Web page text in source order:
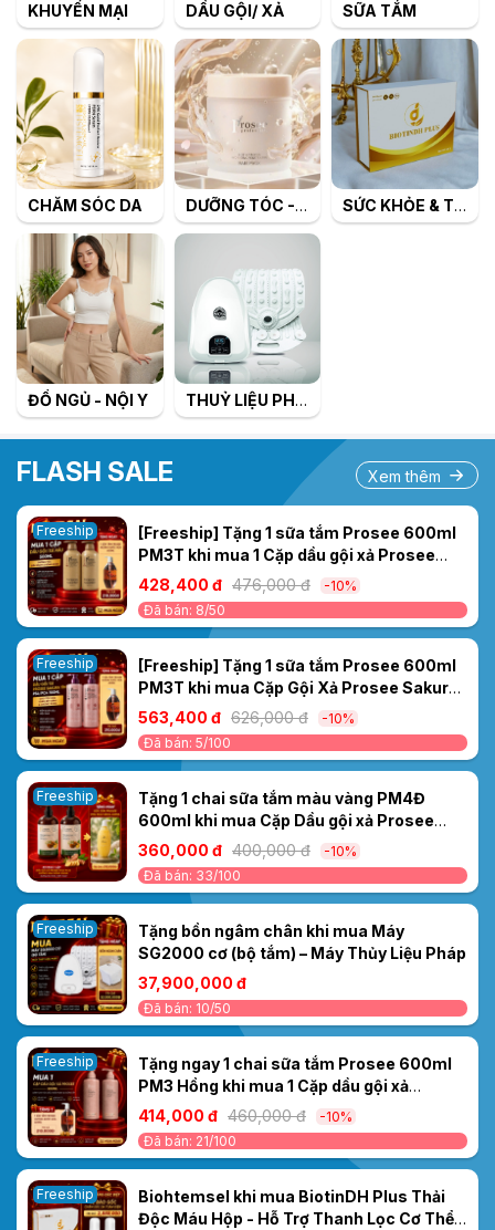
KHUYẾN MẠI DẦU GỘI/ XẢ SỮA TẮM
CHĂM SÓC DA DƯỠNG TÓC - TẠO KIỂU TÓC SỨC KHỎE & TIÊU DÙNG
ĐỒ NGỦ - NỘI Y THUỶ LIỆU PHÁP
FLASH SALE
Freeship
[Freeship] Tặng 1 sữa tắm Prosee 600ml
PM3T khi mua 1 Cặp dầu gội xả Prosee
nâu 500ml PS5/PC5
428,400 đ 476,000 đ
-10%
Đã bán: 8/50
Freeship
[Freeship] Tặng 1 sữa tắm Prosee 600ml
PM3T khi mua Cặp Gội Xả Prosee Sakura
Tím PS4/PC4 700ml– Cho Tóc Dầu, Giảm
Bết Dính & Chống Rụng
563,400 đ 626,000 đ
-10%
Đã bán: 5/100
Freeship
Tặng 1 chai sữa tắm màu vàng PM4Đ
600ml khi mua Cặp Dầu gội xả Prosee
PS12/PC12 Dưỡng sinh Gừng 500ml –
Dưỡng tóc khỏe, mềm mượt
360,000 đ 400,000 đ
-10%
Đã bán: 33/100
Freeship
Tặng bồn ngâm chân khi mua Máy
SG2000 cơ (bộ tắm) – Máy Thủy Liệu Pháp
37,900,000 đ
Đã bán: 10/50
Freeship
Tặng ngay 1 chai sữa tắm Prosee 600ml
PM3 Hồng khi mua 1 Cặp dầu gội xả
Prosee PS2/PC2 Sakura Moisturizing
500ml – KHỬ MÙI MỒ HÔI DẦU- MIỄN PHÍ
SHIP
414,000 đ 460,000 đ
-10%
Đã bán: 21/100
Freeship
Biohtemsel khi mua BiotinDH Plus Thải
Độc Máu Hộp - Hỗ Trợ Thanh Lọc Cơ Thể
Xem thêm